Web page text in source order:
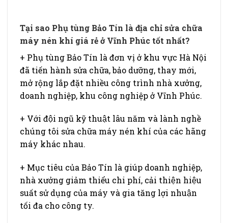
Tại sao Phụ tùng Bảo Tín là địa chỉ sửa chữa
máy nén khí giá rẻ ở Vĩnh Phúc tốt nhất?
+ Phụ tùng Bảo Tín là đơn vị ở khu vực Hà Nội
đã tiến hành sửa chữa, bảo dưỡng, thay mới,
mở rộng lắp đặt nhiều công trình nhà xưởng,
doanh nghiệp, khu công nghiệp ở Vĩnh Phúc.
+ Với đội ngũ kỹ thuật lâu năm và lành nghề
chúng tôi sửa chữa máy nén khí của các hãng
máy khác nhau.
+ Mục tiêu của Bảo Tín là giúp doanh nghiệp,
nhà xưởng giảm thiểu chi phí, cải thiện hiệu
suất sử dụng của máy và gia tăng lợi nhuận
tối đa cho công ty.